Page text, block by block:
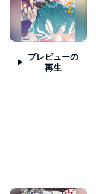
プレビューの
再生